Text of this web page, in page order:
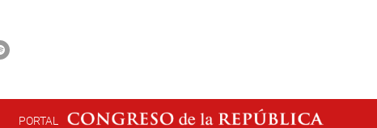
PORTAL